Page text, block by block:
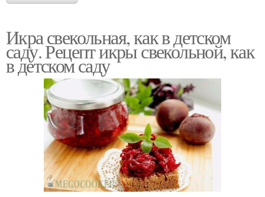
Икра свекольная, как в детском
саду. Рецепт икры свекольной, как
в детском саду